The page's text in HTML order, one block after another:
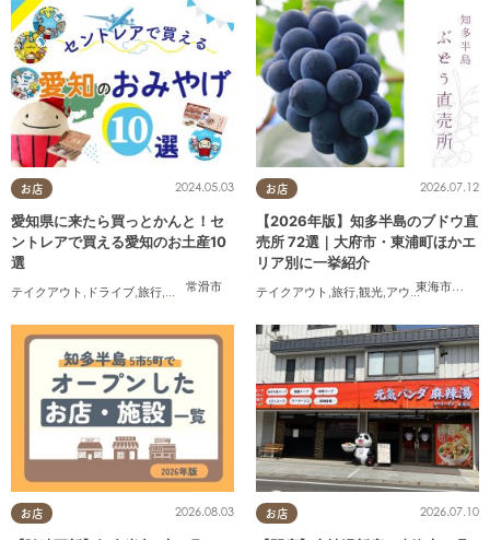
お店
常滑市
2024.05.03
愛知県に来たら買っとかんと！セ
ントレアで買える愛知のお土産10
選
テイクアウト , ドライブ,旅行,観光,家族,
お店
東海市大府
2026.07.12
【2026年版】知多半島のブドウ直
売所 72選｜大府市・東浦町ほかエ
リア別に一挙紹介
テイクアウト ,旅行,観光,アウトドア , まちネ
お店 2026.08.03 お店 2026.07.10